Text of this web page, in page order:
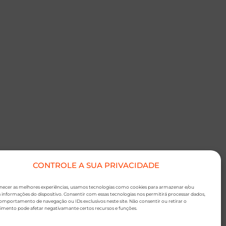
CONTROLE A SUA PRIVACIDADE
as melhores experiências, usamos tecnologias como cookies para armazenar e/ou
informações do dispositivo. Consentir com essas tecnologias nos permitirá processar dados,
de navegação ou IDs exclusivos neste site. Não consentir ou retirar o
pode afetar negativamante certos recursos e funções.